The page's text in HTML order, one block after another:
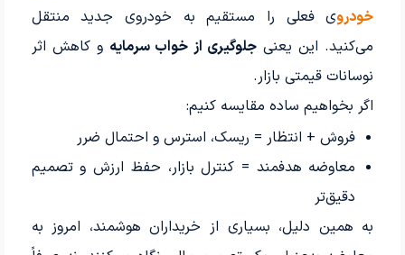
خودروی فعلی را مستقیم به خودروی جدید منتقل
می‌کنید. این یعنیجلوگیری از خواب سرمایه و کاهش اثر
نوسانات قیمتی بازار.
اگر بخواهیم ساده مقایسه کنیم:
فروش + انتظار = ریسک، استرس و احتمال ضرر
معاوضه هدفمند = کنترل بازار، حفظ ارزش و تصمیم
دقیق‌تر
به همین دلیل، بسیاری از خریداران هوشمند، امروز به